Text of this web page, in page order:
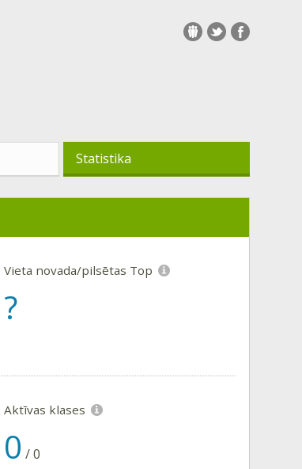
Statistika
Vieta novada/pilsētas Top
?
Aktīvas klases
0 /0